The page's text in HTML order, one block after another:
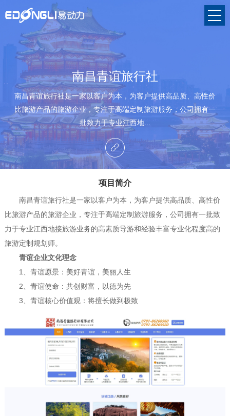
南昌青谊旅行社
南昌青谊旅行社是一家以客户为本，为客户提供高品质、高性价
比旅游产品的旅游企业，专注于高端定制旅游服务，公司拥有一
批致力于专业江西地...
项目简介
南昌青谊旅行社是一家以客户为本，为客户提供高品质、高性价
比旅游产品的旅游企业，专注于高端定制旅游服务，公司拥有一批致
力于专业江西地接旅游业务的高素质导游和经验丰富专业化程度高的
旅游定制规划师。
青谊企业文化理念
1、青谊愿景：美好青谊，美丽人生
2、青谊使命：共创财富，以德为先
3、青谊核心价值观：将擅长做到极致